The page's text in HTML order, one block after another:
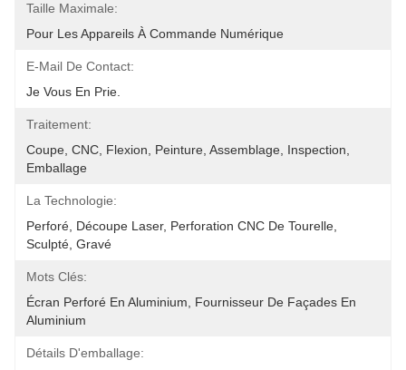
Taille Maximale:
Pour Les Appareils À Commande Numérique
E-Mail De Contact:
Je Vous En Prie.
Traitement:
Coupe, CNC, Flexion, Peinture, Assemblage, Inspection,
Emballage
La Technologie:
Perforé, Découpe Laser, Perforation CNC De Tourelle,
Sculpté, Gravé
Mots Clés:
Écran Perforé En Aluminium, Fournisseur De Façades En
Aluminium
Détails D'emballage: